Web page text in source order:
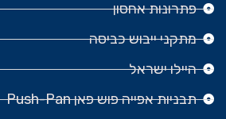
פתרונות אחסון
מתקני ייבוש כביסה
היילו ישראל
תבניות אפייה פוש פאן Push-Pan